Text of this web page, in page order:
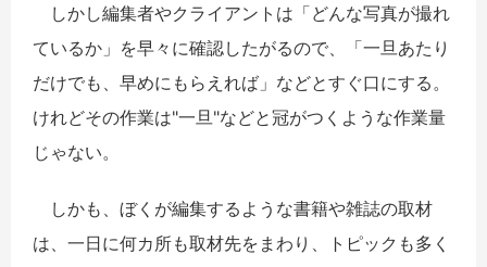
しかし編集者やクライアントは「どんな写真が撮れ
ているか」を早々に確認したがるので、「一旦あたり
だけでも、早めにもらえれば」などとすぐ口にする。
けれどその作業は"一旦"などと冠がつくような作業量
じゃない。
しかも、ぼくが編集するような書籍や雑誌の取材
は、一日に何カ所も取材先をまわり、トピックも多く